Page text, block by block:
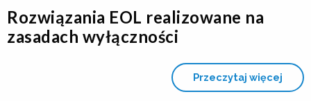
Rozwiązania EOL realizowane na
zasadach wyłączności
Przeczytaj więcej